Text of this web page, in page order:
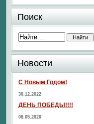
Поиск
Новости
С Новым Годом!
30.12.2022
ДЕНЬ ПОБЕДЫ!!!!
08.05.2020